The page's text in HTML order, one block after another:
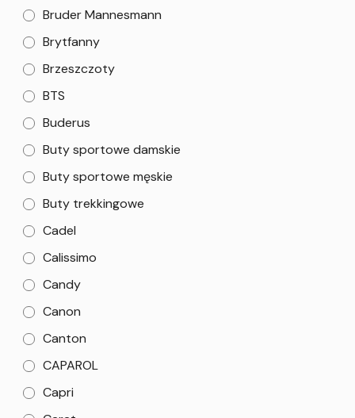
Bruder Mannesmann
Brytfanny
Brzeszczoty
BTS
Buderus
Buty sportowe damskie
Buty sportowe męskie
Buty trekkingowe
Cadel
Calissimo
Candy
Canon
Canton
CAPAROL
Capri